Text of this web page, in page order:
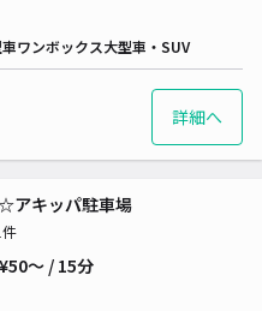
ワンボックス大型車・SUV
詳細へ
アキッパ駐車場
¥50〜 / 15分